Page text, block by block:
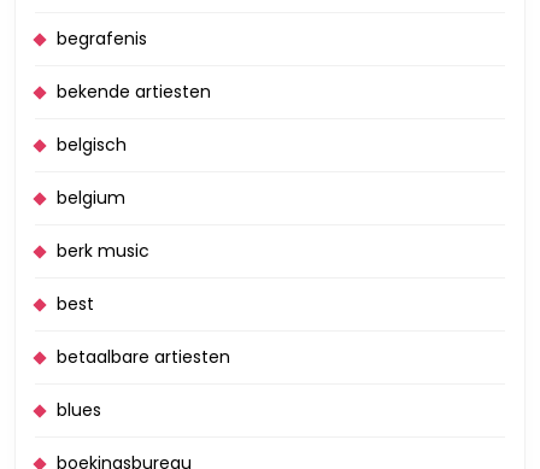
begrafenis
bekende artiesten
belgisch
belgium
berk music
best
betaalbare artiesten
blues
boekingsbureau